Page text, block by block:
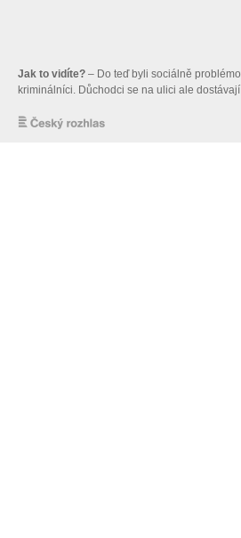
Jak to vidíte? – Do teď byli sociálně
kriminálníci. Důchodci se na ulici ale
komentátor Radko Kubičko.